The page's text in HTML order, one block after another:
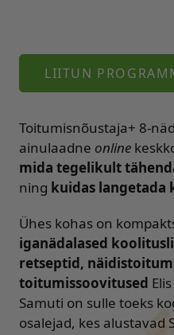
LIITUN
Toitumisnõustaja+ 8-
ainulaadne online
mida tegelikult
ning kuidas langetada
Ühes kohas on
iganädalased
retseptid,
toitumissoovitused
Samuti on sulle toeks
osalejad, kes alustavad